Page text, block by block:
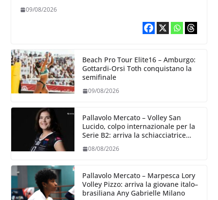
09/08/2026
Beach Pro Tour Elite16 – Amburgo:
Gottardi-Orsi Toth conquistano la
semifinale
09/08/2026
Pallavolo Mercato – Volley San
Lucido, colpo internazionale per la
Serie B2: arriva la schiacciatrice
08/08/2026
Pallavolo Mercato – Marpesca Lory
Volley Pizzo: arriva la giovane italo–
brasiliana Any Gabrielle Milano